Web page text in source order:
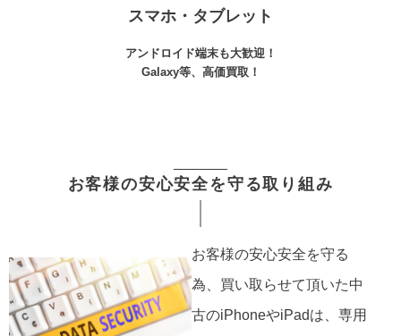
スマホ・タブレット
アンドロイド端末も大歓迎！
Galaxy等、高価買取！
お客様の安心安全を守る取り組み
お客様の安心安全を守る
為、買い取らせて頂いた中
古のiPhoneやiPadは、専用